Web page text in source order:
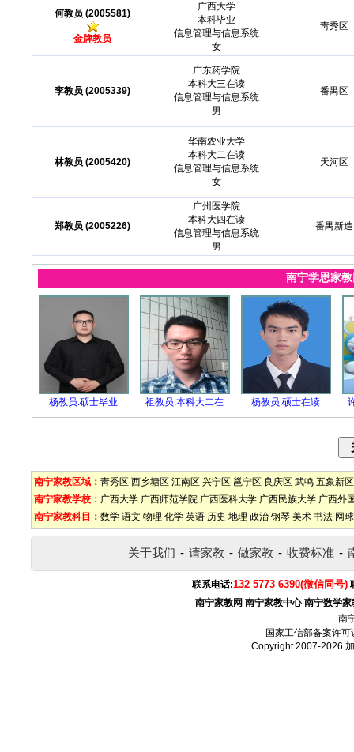
何教员 (2005581)
金牌教员
广西大学
本科毕业
信息管理与信息系统
女
靑秀区
李教员 (2005339)
广东药学院
本科大三在读
信息管理与信息系统
男
番禺区
林教员 (2005420)
华南农业大学
本科大二在读
信息管理与信息系统
女
天河区
郑教员 (2005226)
广州医学院
本科大四在读
信息管理与信息系统
男
番禺新造
南宁学思家
杨教员.硕士毕业 祖教员.本科大二在 杨教员.硕士在读
南宁家教区域： 靑秀区 西乡塘区 江南区 兴宁区 邕宁区 良庆区 武鸣 五象新区
南宁家教学校： 广西大学 广西师范学院 广西医科大学 广西民族大学 广西外
南宁家教科目： 数学 语文 物理 化学 英语 历史 地理 政治 钢琴 美术 书法 网球
关于我们 - 请家教 - 做家教 - 收费标准 -
联系电话:132 5773 6390(微信同号)
南宁家教网 南宁家教中心 南宁数学家
南
国家工信部备案许可
Copyright 2007-2026